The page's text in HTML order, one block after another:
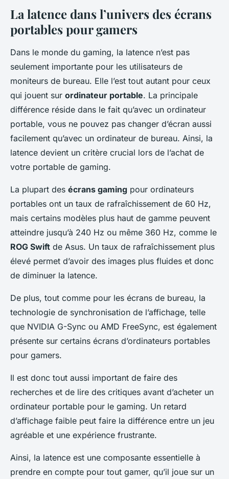
La latence dans l’univers des écrans
portables pour gamers
Dans le monde du gaming, la latence n’est pas
seulement importante pour les utilisateurs de
moniteurs de bureau. Elle l’est tout autant pour ceux
qui jouent sur ordinateur portable. La principale
différence réside dans le fait qu’avec un ordinateur
portable, vous ne pouvez pas changer d’écran aussi
facilement qu’avec un ordinateur de bureau. Ainsi, la
latence devient un critère crucial lors de l’achat de
votre portable de gaming.
La plupart des écrans gaming pour ordinateurs
portables ont un taux de rafraîchissement de 60 Hz,
mais certains modèles plus haut de gamme peuvent
atteindre jusqu’à 240 Hz ou même 360 Hz, comme le
ROG Swift de Asus. Un taux de rafraîchissement plus
élevé permet d’avoir des images plus fluides et donc
de diminuer la latence.
De plus, tout comme pour les écrans de bureau, la
technologie de synchronisation de l’affichage, telle
que NVIDIA G-Sync ou AMD FreeSync, est également
présente sur certains écrans d’ordinateurs portables
pour gamers.
Il est donc tout aussi important de faire des
recherches et de lire des critiques avant d’acheter un
ordinateur portable pour le gaming. Un retard
d’affichage faible peut faire la différence entre un jeu
agréable et une expérience frustrante.
Ainsi, la latence est une composante essentielle à
prendre en compte pour tout gamer, qu’il joue sur un